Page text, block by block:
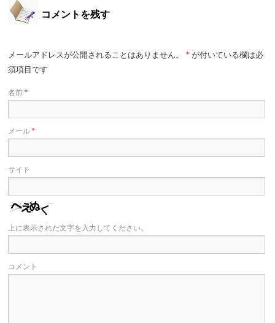
コメントを残す
メールアドレスが公開されることはありません。 * が付いている欄は必
須項目です
名前*
メール*
サイト
上に表示された文字を入力してください。
コメント